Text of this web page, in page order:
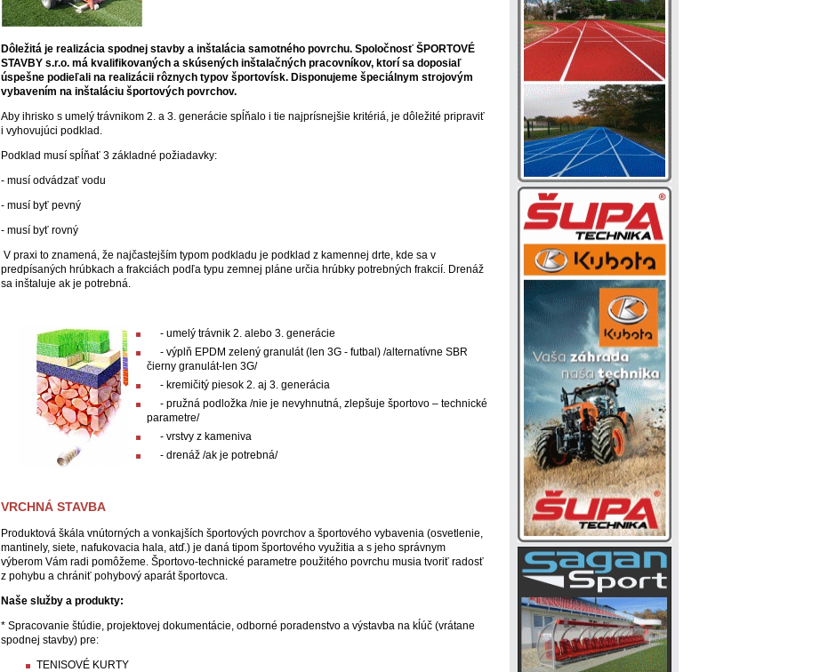
Dôležitá je realizácia spodnej stavby a inštalácia samotného povrchu. Spoločnosť ŠPORTOVÉ
STAVBY s.r.o. má kvalifikovaných a skúsených inštalačných pracovníkov, ktorí sa doposiaľ
úspešne podieľali na realizácii rôznych typov športovísk. Disponujeme špeciálnym strojovým
vybavením na inštaláciu športových povrchov.
Aby ihrisko s umelý trávnikom 2. a 3. generácie spĺňalo i tie najprísnejšie kritériá, je dôležité pripraviť
i vyhovujúci podklad.
Podklad musí spĺňať 3 základné požiadavky:
- musí odvádzať vodu
- musí byť pevný
- musí byť rovný
V praxi to znamená, že najčastejším typom podkladu je podklad z kamennej drte, kde sa v
predpísaných hrúbkach a frakciách podľa typu zemnej pláne určia hrúbky potrebných frakcií. Drenáž
sa inštaluje ak je potrebná.
- umelý trávnik 2. alebo 3. generácie
- výplň EPDM zelený granulát (len 3G - futbal) /alternatívne SBR
čierny granulát-len 3G/
- kremičitý piesok 2. aj 3. generácia
- pružná podložka /nie je nevyhnutná, zlepšuje športovo – technické
parametre/
- vrstvy z kameniva
- drenáž /ak je potrebná/
VRCHNÁ STAVBA
Produktová škála vnútorných a vonkajších športových povrchov a športového vybavenia (osvetlenie,
mantinely, siete, nafukovacia hala, atď.) je daná tipom športového využitia a s jeho správnym
výberom Vám radi pomôžeme. Športovo-technické parametre použitého povrchu musia tvoriť radosť
z pohybu a chrániť pohybový aparát športovca.
Naše služby a produkty:
* Spracovanie štúdie, projektovej dokumentácie, odborné poradenstvo a výstavba na kĺúč (vrátane
spodnej stavby) pre:
TENISOVÉ KURTY